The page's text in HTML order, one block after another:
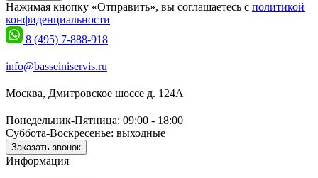
Нажимая кнопку «Отправить», вы соглашаетесь с политикой
конфиденциальности
8 (495) 7-888-918
info@basseiniservis.ru
Москва, Дмитровское шоссе д. 124А
Понедельник-Пятница: 09:00 - 18:00
Суббота-Воскресенье: выходные
Заказать звонок
Информация